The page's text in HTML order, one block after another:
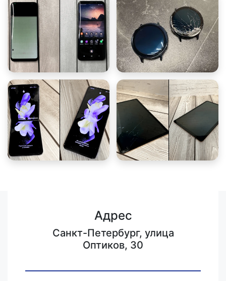
Адрес
Санкт-Петербург, улица
Оптиков, 30